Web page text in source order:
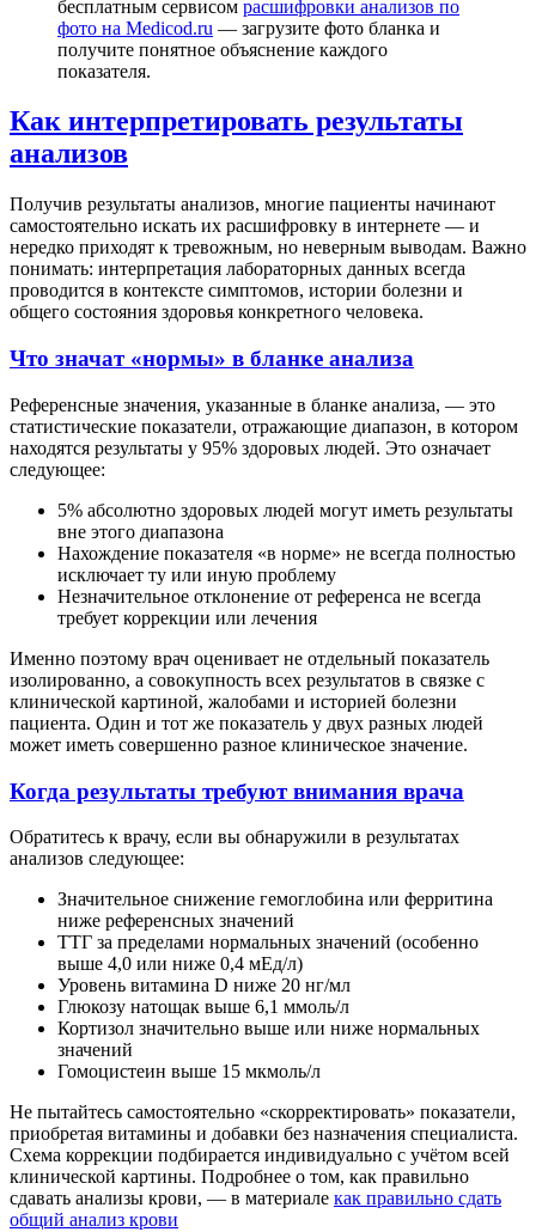
бесплатным сервисом расшифровки анализов по
фото на Medicod.ru — загрузите фото бланка и
получите понятное объяснение каждого
показателя.
Как интерпретировать результаты
анализов
Получив результаты анализов, многие пациенты начинают
самостоятельно искать их расшифровку в интернете — и
нередко приходят к тревожным, но неверным выводам. Важно
понимать: интерпретация лабораторных данных всегда
проводится в контексте симптомов, истории болезни и
общего состояния здоровья конкретного человека.
Что значат «нормы» в бланке анализа
Референсные значения, указанные в бланке анализа, — это
статистические показатели, отражающие диапазон, в котором
находятся результаты у 95% здоровых людей. Это означает
следующее:
5% абсолютно здоровых людей могут иметь результаты
вне этого диапазона
Нахождение показателя «в норме» не всегда полностью
исключает ту или иную проблему
Незначительное отклонение от референса не всегда
требует коррекции или лечения
Именно поэтому врач оценивает не отдельный показатель
изолированно, а совокупность всех результатов в связке с
клинической картиной, жалобами и историей болезни
пациента. Один и тот же показатель у двух разных людей
может иметь совершенно разное клиническое значение.
Когда результаты требуют внимания врача
Обратитесь к врачу, если вы обнаружили в результатах
анализов следующее:
Значительное снижение гемоглобина или ферритина
ниже референсных значений
ТТГ за пределами нормальных значений (особенно
выше 4,0 или ниже 0,4 мЕд/л)
Уровень витамина D ниже 20 нг/мл
Глюкозу натощак выше 6,1 ммоль/л
Кортизол значительно выше или ниже нормальных
значений
Гомоцистеин выше 15 мкмоль/л
Не пытайтесь самостоятельно «скорректировать» показатели,
приобретая витамины и добавки без назначения специалиста.
Схема коррекции подбирается индивидуально с учётом всей
клинической картины. Подробнее о том, как правильно
сдавать анализы крови, — в материале как правильно сдать
общий анализ крови